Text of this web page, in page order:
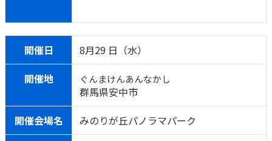
開催日
8月29 日（水）
開催地
ぐんまけんあんなかし
群馬県安中市
開催会場名
みのりが丘パノラマパーク